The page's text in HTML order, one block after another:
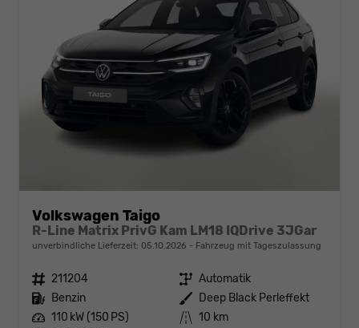
Volkswagen Taigo
R-Line Matrix PrivG Kam LM18 IQDrive 3JGar
unverbindliche Lieferzeit: 05.10.2026 Fahrzeug mit Tageszulassung
Fahrzeugnr. 211204 Getriebe Automatik
Kraftstoff Benzin Außenfarbe Deep Black Perleffekt
Leistung 110 kW (150 PS) Kilometerstand 10 km